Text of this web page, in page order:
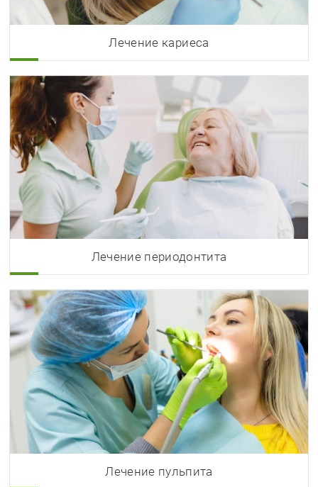
Лечение кариеса
Лечение периодонтита
Лечение пульпита